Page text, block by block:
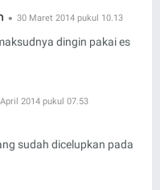
30 Maret 2014 pukul 10.13
dingin pakai es
2014 pukul 07.53
sudah dicelupkan pada